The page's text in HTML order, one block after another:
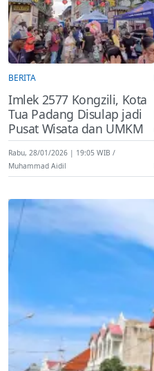
BERITA
Imlek 2577 Kongzili, Kota
Tua Padang Disulap jadi
Pusat Wisata dan UMKM
Rabu, 28/01/2026 | 19:05 WIB
Muhammad Aidil